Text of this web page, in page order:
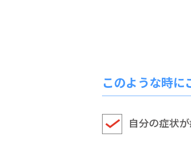
このような時に
自分の症状